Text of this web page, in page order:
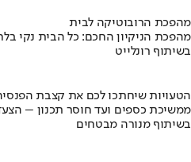
מהפכת הרובוטיקה לבית
מהפכת הניקיון החכם: כל הבית נקי
בשיתוף רונלייט
הטעויות שיחתכו לכם את קצבת
ממשיכת כספים ועד חוסר תכנון –
בשיתוף מנורה מבטחים